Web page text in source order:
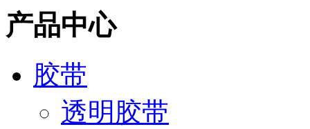
产品中心
胶带
透明胶带